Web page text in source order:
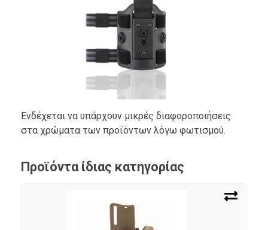
Ενδέχεται να υπάρχουν μικρές διαφοροποιήσεις
στα χρώματα των προϊόντων λόγω φωτισμού.
Προϊόντα ίδιας κατηγορίας